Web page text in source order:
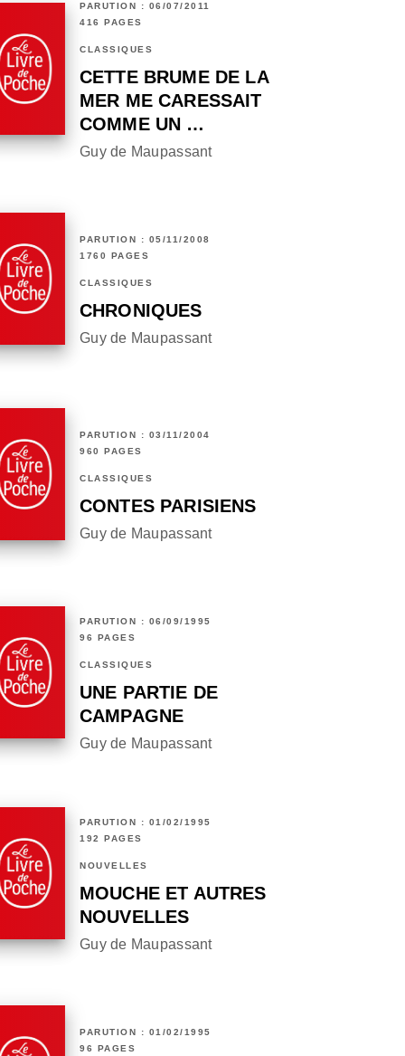
PARUTION : 06/07/2011
416 PAGES
CLASSIQUES
CETTE BRUME DE LA
MER ME CARESSAIT
COMME UN …
Guy de Maupassant
PARUTION : 05/11/2008
1760 PAGES
CLASSIQUES
CHRONIQUES
Guy de Maupassant
PARUTION : 03/11/2004
960 PAGES
CLASSIQUES
CONTES PARISIENS
Guy de Maupassant
PARUTION : 06/09/1995
96 PAGES
CLASSIQUES
UNE PARTIE DE
CAMPAGNE
Guy de Maupassant
PARUTION : 01/02/1995
192 PAGES
NOUVELLES
MOUCHE ET AUTRES
NOUVELLES
Guy de Maupassant
PARUTION : 01/02/1995
96 PAGES